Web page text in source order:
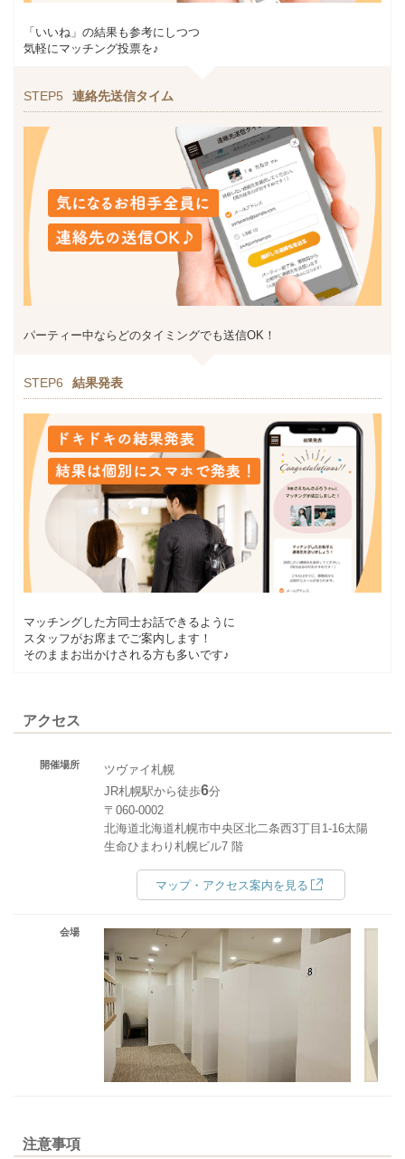
「いいね」の結果も参考にしつつ
気軽にマッチング投票を♪
STEP5 連絡先送信タイム
パーティー中ならどのタイミングでも送信OK！
STEP6 結果発表
マッチングした方同士お話できるように
スタッフがお席までご案内します！
そのままお出かけされる方も多いです♪
アクセス
開催場所
ツヴァイ札幌
JR札幌駅から徒歩6分
〒060-0002
北海道北海道札幌市中央区北二条西3丁目1-16太陽
生命ひまわり札幌ビル7 階
マップ・アクセス案内を見る
会場
注意事項